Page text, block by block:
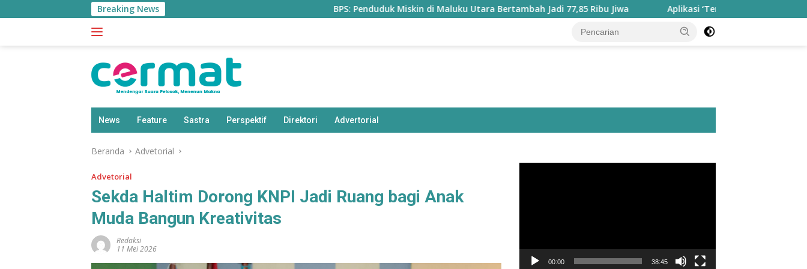
ke
Breaking News BPS: Penduduk Miskin di Maluku Utara Bertambah Jadi 77,85 Ribu Jiwa Aplikasi ‘Teras Pendidikan’ Disiapkan
News Feature Sastra Perspektif Direktori Advertorial
Beranda Advetorial
Advetorial
Sekda Haltim Dorong KNPI Jadi Ruang bagi Anak
Muda Bangun Kreativitas
Redaksi
11 Mei 2026
00:00 38:45